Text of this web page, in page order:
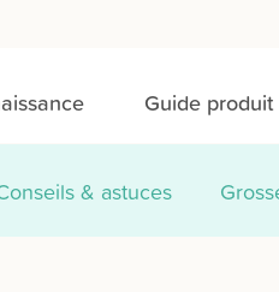
Guide produit
& astuces